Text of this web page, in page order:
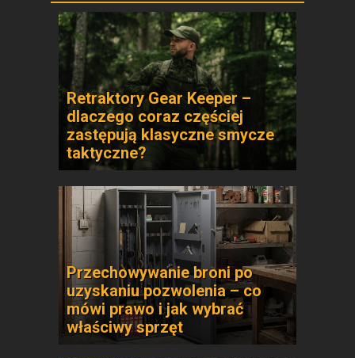
Retraktory Gear Keeper –
dlaczego coraz częściej
zastępują klasyczne smycze
taktyczne?
Przechowywanie broni po
uzyskaniu pozwolenia – co
mówi prawo i jak wybrać
właściwy sprzęt